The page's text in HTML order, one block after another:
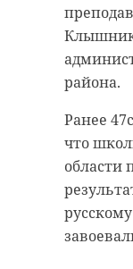
района.
Ранее
что
области
погода